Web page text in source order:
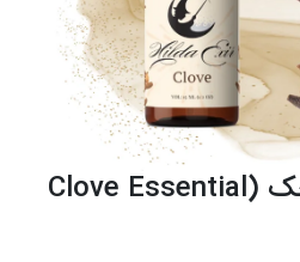
اسانس طبیعی میخک (Clove Essential